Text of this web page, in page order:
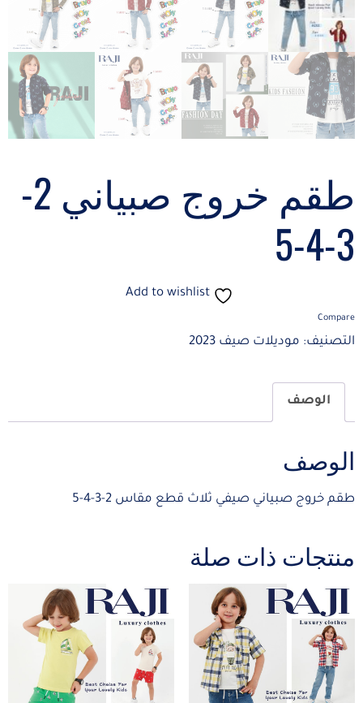
طقم خروج صبياني 2-
3-4-5
Add to wishlist
Compare
التصنيف: موديلات صيف 2023
الوصف
الوصف
طقم خروج صبياني صيفي ثلاث قطع مقاس 2-3-4-5
منتجات ذات صلة